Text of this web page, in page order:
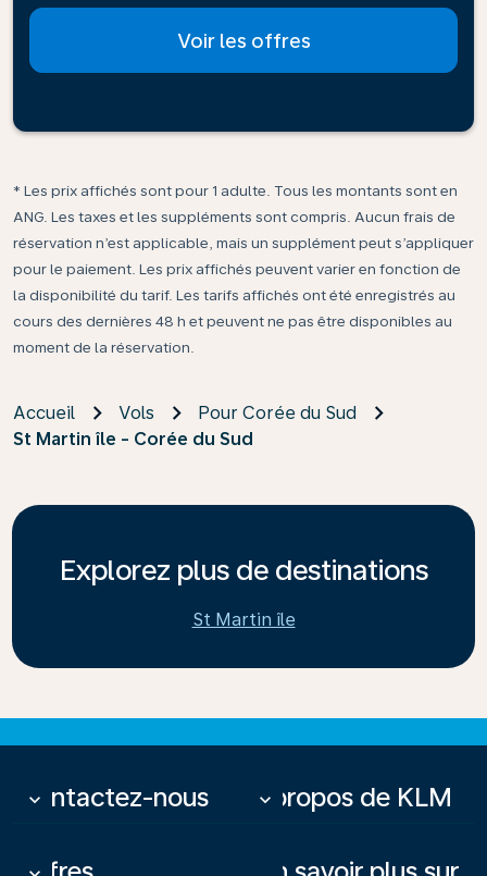
Voir les offres
* Les prix affichés sont pour 1 adulte. Tous les montants sont en
ANG. Les taxes et les suppléments sont compris. Aucun frais de
réservation n’est applicable, mais un supplément peut s’appliquer
pour le paiement. Les prix affichés peuvent varier en fonction de
la disponibilité du tarif. Les tarifs affichés ont été enregistrés au
cours des dernières 48 h et peuvent ne pas être disponibles au
moment de la réservation.
Accueil Vols
Pour Corée du Sud
St Martin île - Corée du Sud
Explorez plus de destinations
St Martin île
Contactez-nous
keyboard_arrow_down À propos de KLM
keyboard_arrow_down